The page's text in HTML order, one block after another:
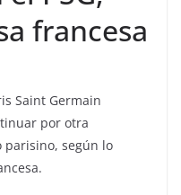
francesa
Saint Germain
por otra
parisino, según lo